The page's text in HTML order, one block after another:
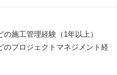
施工管理経験（1年以上）
のプロジェクトマネジメント経